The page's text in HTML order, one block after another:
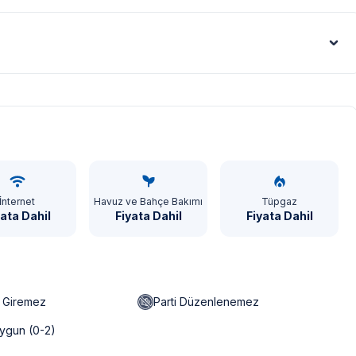
sebebiyle yamaç üzerine kurulmuştur.
İnternet
Dahil
Havuz ve Bahçe Bakımı
Fiyata Dahil
Tüpgaz
Fiyata Dahil
Parti Düzenlenemez
(0-2)